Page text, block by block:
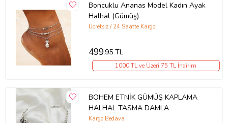
Boncuklu Ananas Model Kadın Ayak
Halhal (Gümüş)
Ücretsiz / 24 Saatte Kargo
499,95 TL
1000 TL ve Üzeri 75 TL İndirim
BOHEM ETNİK GÜMÜŞ KAPLAMA
HALHAL TASMA DAMLA
Kargo Bedava